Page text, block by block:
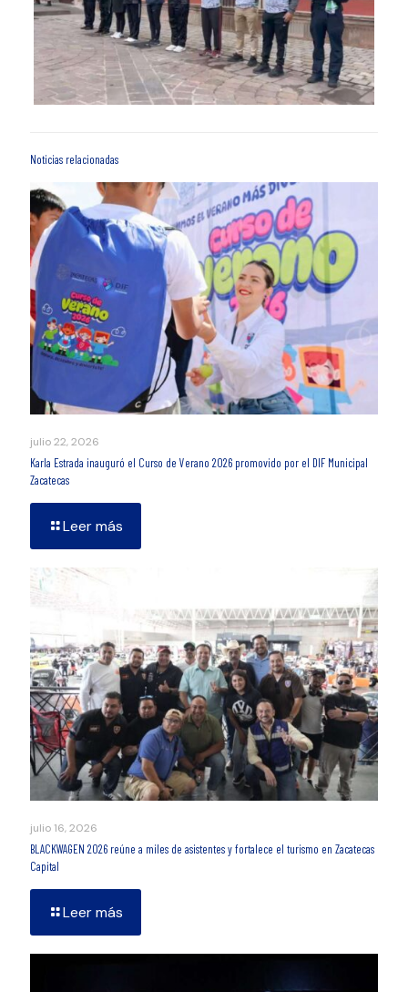
Noticias relacionadas
julio 22, 2026
Karla Estrada inauguró el Curso de Verano 2026 promovido por el DIF Municipal
Zacatecas
Leer más
julio 16, 2026
BLACKWAGEN 2026 reúne a miles de asistentes y fortalece el turismo en Zacatecas
Capital
Leer más